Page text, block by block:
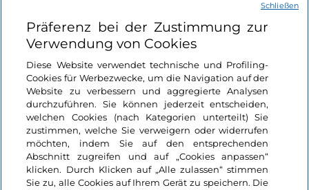
Nützliche Links
Login
Bleiben wir in Kontakt
Präferenz bei der Zustimmung zur
Verwendung von Cookies
Diese Website verwendet technische und Profiling-
Cookies für Werbezwecke, um die Navigation auf der
Website zu verbessern und aggregierte Analysen
durchzuführen. Sie können jederzeit entscheiden,
welchen Cookies (nach Kategorien unterteilt) Sie
zustimmen, welche Sie verweigern oder widerrufen
möchten, indem Sie auf den entsprechenden
Abschnitt zugreifen und auf „Cookies anpassen“
klicken. Durch Klicken auf „Alle zulassen“ stimmen
Sie zu, alle Cookies auf Ihrem Gerät zu speichern. Die
Schließen